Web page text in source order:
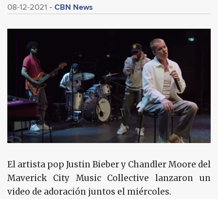
08-12-2021 CBN News
El artista pop Justin Bieber y Chandler Moore del
Maverick City Music Collective lanzaron un
video de adoración juntos el miércoles.